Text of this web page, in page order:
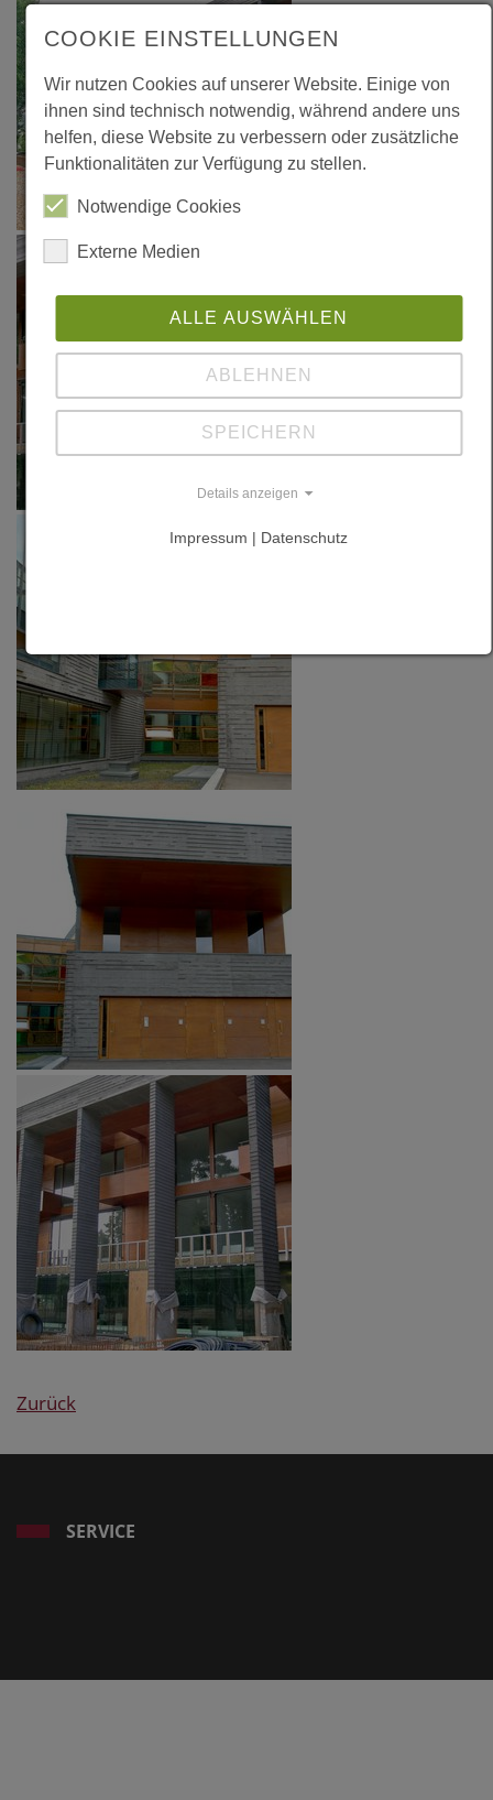
Zurück
"Zeitgenössische
Luxemburg",
Ordre des
Architectes et
Ingénieurs-
SERVICE
COOKIE EINSTELLUNGEN
Wir nutzen Cookies auf unserer Website. Einige von
ihnen sind technisch notwendig, während andere uns
helfen, diese Website zu verbessern oder zusätzliche
Funktionalitäten zur Verfügung zu stellen.
Notwendige Cookies
Externe Medien
ALLE AUSWÄHLEN
ABLEHNEN
SPEICHERN
Details anzeigen
Impressum | Datenschutz